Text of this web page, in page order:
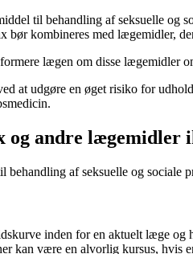
til behandling af seksuelle og
bør kombineres med lægemidler,
lægen om disse lægemidler
at udgøre en øget risiko for
og andre lægemidler
behandling af seksuelle og sociale
inden for en aktuelt læge og
kan være en alvorlig kursus, hvis